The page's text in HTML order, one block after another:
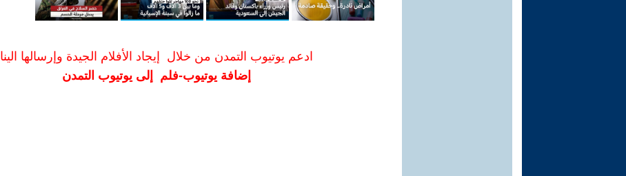
ادعم يوتيوب التمدن من خلال إيجاد الأفلام الجيدة وإرسالها الينا
إضافة يوتيوب-فلم إلى يوتيوب التمدن